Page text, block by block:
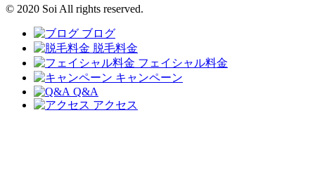
© 2020 Soi All rights reserved.
ブログ
脱毛料金
フェイシャル料金
キャンペーン
Q&A
アクセス